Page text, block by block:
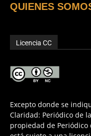
QUIENES
Licencia CC
Excepto donde se
Claridad: Periódico de
propiedad de